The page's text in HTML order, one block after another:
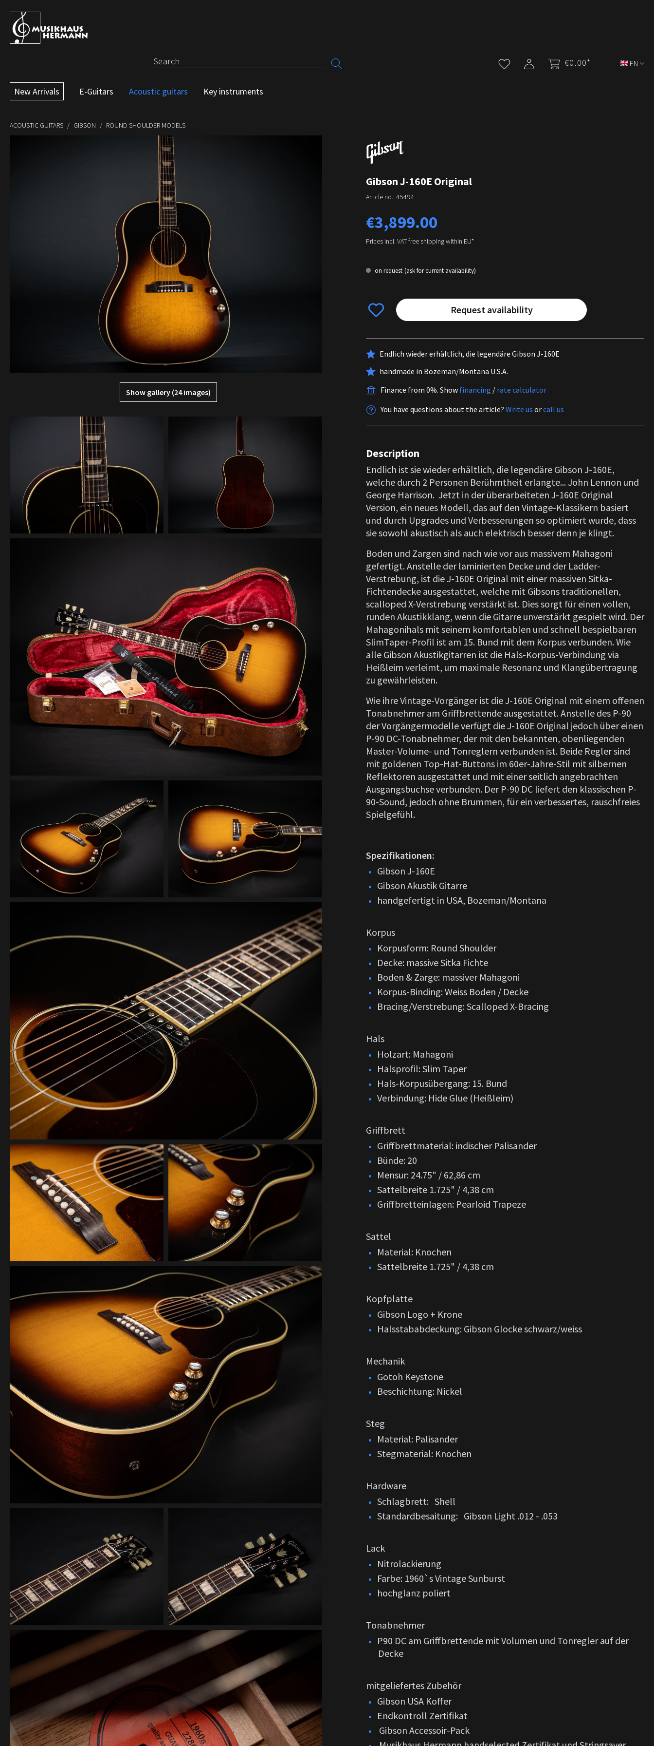
to main content
Skip to search
Skip to main navigation
€0.00* EN
New Arrivals E-Guitars Acoustic guitars Key instruments
ACOUSTIC GUITARS GIBSON ROUND SHOULDER MODELS
Show gallery (24 images)
Gibson J-160E Original
Article no.: 45494
Regular price:
€3,899.00
Prices incl. VAT free shipping within EU*
on request (ask for current availability)
Request availability
Endlich wieder erhältlich, die legendäre Gibson J-160E
handmade in Bozeman/Montana U.S.A.
Finance from 0%. Show financing / rate calculator
You have questions about the article? Write us orcall us
Description
Endlich ist sie wieder erhältlich, die legendäre Gibson J-160E,
welche durch 2 Personen Berühmtheit erlangte... John Lennon und
George Harrison. Jetzt in der überarbeiteten J-160E Original
Version, ein neues Modell, das auf den Vintage-Klassikern basiert
und durch Upgrades und Verbesserungen so optimiert wurde, dass
sie sowohl akustisch als auch elektrisch besser denn je klingt.
Boden und Zargen sind nach wie vor aus massivem Mahagoni
gefertigt. Anstelle der laminierten Decke und der Ladder-
Verstrebung, ist die J-160E Original mit einer massiven Sitka-
Fichtendecke ausgestattet, welche mit Gibsons traditionellen,
scalloped X-Verstrebung verstärkt ist. Dies sorgt für einen vollen,
runden Akustikklang, wenn die Gitarre unverstärkt gespielt wird. Der
Mahagonihals mit seinem komfortablen und schnell bespielbaren
SlimTaper-Profil ist am 15. Bund mit dem Korpus verbunden. Wie
alle Gibson Akustikgitarren ist die Hals-Korpus-Verbindung via
Heißleim verleimt, um maximale Resonanz und Klangübertragung
zu gewährleisten.
Wie ihre Vintage-Vorgänger ist die J-160E Original mit einem offenen
Tonabnehmer am Griffbrettende ausgestattet. Anstelle des P-90
der Vorgängermodelle verfügt die J-160E Original jedoch über einen
P-90 DC-Tonabnehmer, der mit den bekannten, obenliegenden
Master-Volume- und Tonreglern verbunden ist. Beide Regler sind
mit goldenen Top-Hat-Buttons im 60er-Jahre-Stil mit silbernen
Reflektoren ausgestattet und mit einer seitlich angebrachten
Ausgangsbuchse verbunden. Der P-90 DC liefert den klassischen P-
90-Sound, jedoch ohne Brummen, für ein verbessertes, rauschfreies
Spielgefühl.
Spezifikationen:
Gibson J-160E
Gibson Akustik Gitarre
handgefertigt in USA, Bozeman/Montana
Korpus
Korpusform: Round Shoulder
Decke: massive Sitka Fichte
Boden & Zarge: massiver Mahagoni
Korpus-Binding: Weiss Boden / Decke
Bracing/Verstrebung: Scalloped X-Bracing
Hals
Holzart: Mahagoni
Halsprofil: Slim Taper
Hals-Korpusübergang: 15. Bund
Verbindung: Hide Glue (Heißleim)
Griffbrett
Griffbrettmaterial: indischer Palisander
Bünde: 20
Mensur: 24.75" / 62,86 cm
Sattelbreite 1.725" / 4,38 cm
Griffbretteinlagen: Pearloid Trapeze
Sattel
Material: Knochen
Sattelbreite 1.725" / 4,38 cm
Kopfplatte
Gibson Logo + Krone
Halsstababdeckung: Gibson Glocke schwarz/weiss
Mechanik
Gotoh Keystone
Beschichtung: Nickel
Steg
Material: Palisander
Stegmaterial: Knochen
Hardware
Schlagbrett: Shell
Standardbesaitung: Gibson Light .012 - .053
Lack
Nitrolackierung
Farbe: 1960`s Vintage Sunburst
hochglanz poliert
Tonabnehmer
P90 DC am Griffbrettende mit Volumen und Tonregler auf der
Decke
mitgeliefertes Zubehör
Gibson USA Koffer
Endkontroll Zertifikat
Gibson Accessoir-Pack